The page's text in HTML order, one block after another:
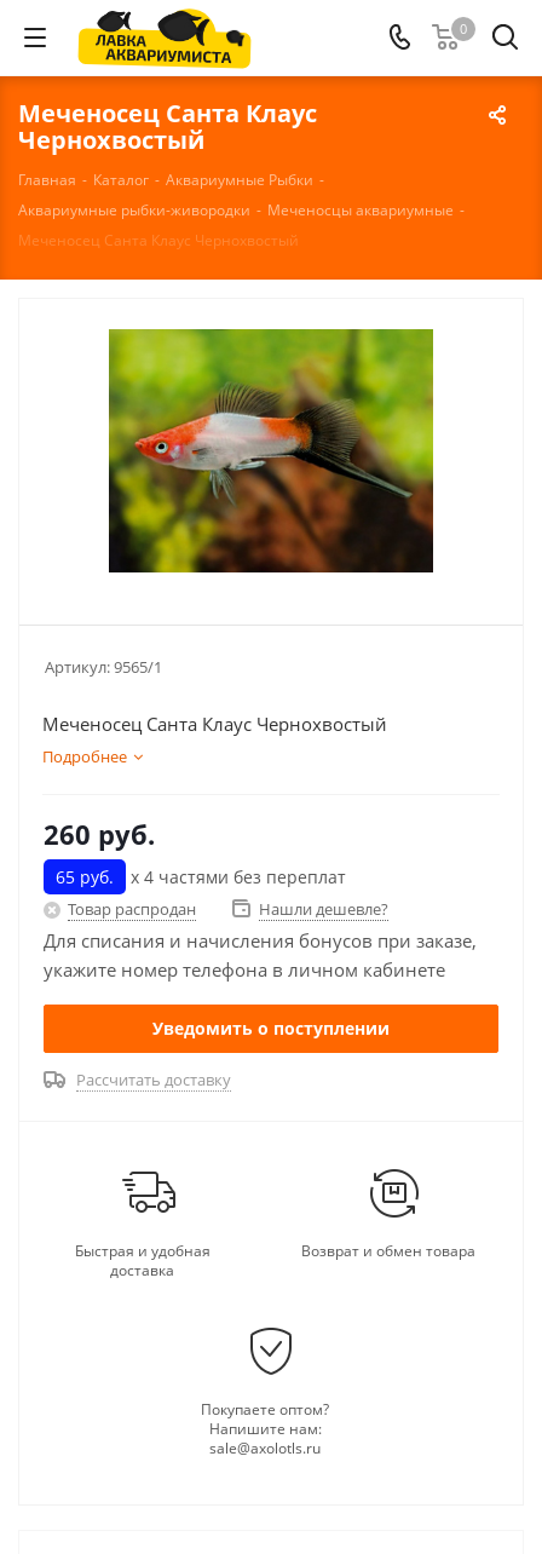
0
Меченосец Санта Клаус
Чернохвостый
Главная - Каталог - Аквариумные Рыбки -
Аквариумные рыбки-живородки - Меченосцы аквариумные -
Меченосец Санта Клаус Чернохвостый
Артикул:9565/1
Меченосец Санта Клаус Чернохвостый
Подробнее
260 руб.
65 руб. х 4 частями без переплат
Товар распродан Нашли дешевле?
Для списания и начисления бонусов при заказе,
укажите номер телефона в личном кабинете
Уведомить о поступлении
Рассчитать доставку
Быстрая и удобная
доставка
Возврат и обмен товара
Покупаете оптом?
Напишите нам:
sale@axolotls.ru